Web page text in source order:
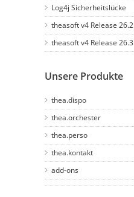
Log4j Sicherheitslücke
theasoft v4 Release 26.2
theasoft v4 Release 26.3
Unsere Produkte
thea.dispo
thea.orchester
thea.perso
thea.kontakt
add-ons